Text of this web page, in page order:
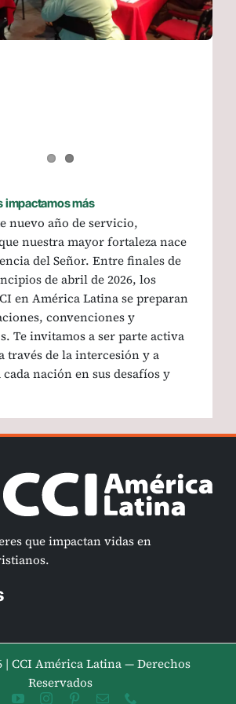
impactamos más
nuevo año de servicio,
nuestra mayor fortaleza nace
del Señor. Entre finales de
de abril de 2026, los
en América Latina se preparan
convenciones y
Te invitamos a ser parte activa
través de la intercesión y a
nación en sus desafíos y
que impactan vidas en
| CCI América Latina — Derechos
Reservados